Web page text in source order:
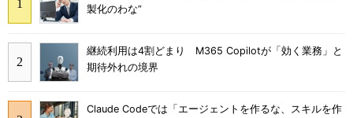
製化のわな”
継続利用は4割どまり M365 Copilotが「効く業務」と
期待外れの境界
Claude Codeでは「エージェントを作るな、スキルを作